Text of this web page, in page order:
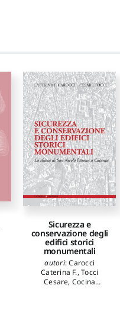
Sicurezza e
conservazione degli
edifici storici
monumentali
autori:Carocci
Caterina F.,Tocci
Cesare, Cocina